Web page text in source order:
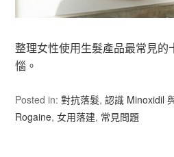
整理女性使用生髮產品最常見
惱。
Posted in:對抗落髮,認識 Minoxidil
Rogaine,女用落建, 常見問題